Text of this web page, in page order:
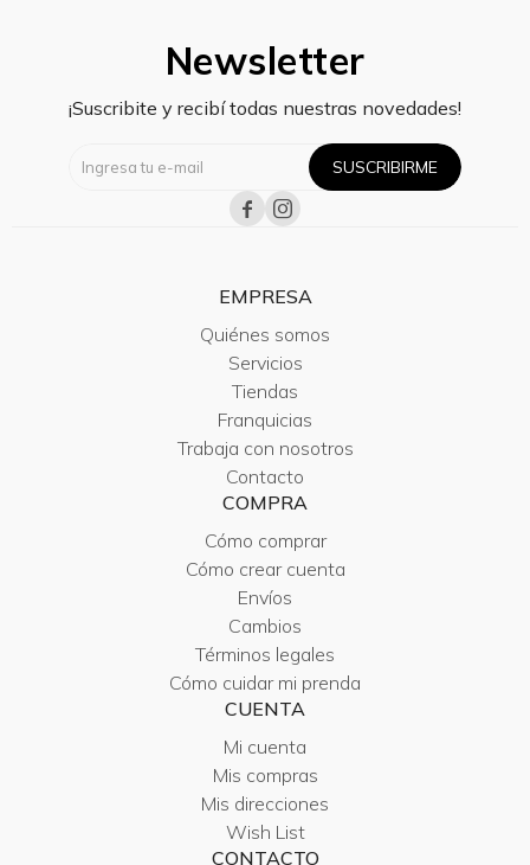
Newsletter
¡Suscribite y recibí todas nuestras novedades!
SUSCRIBIRME
 
EMPRESA
Quiénes somos
Servicios
Tiendas
Franquicias
Trabaja con nosotros
Contacto
COMPRA
Cómo comprar
Cómo crear cuenta
Envíos
Cambios
Términos legales
Cómo cuidar mi prenda
CUENTA
Mi cuenta
Mis compras
Mis direcciones
Wish List
CONTACTO